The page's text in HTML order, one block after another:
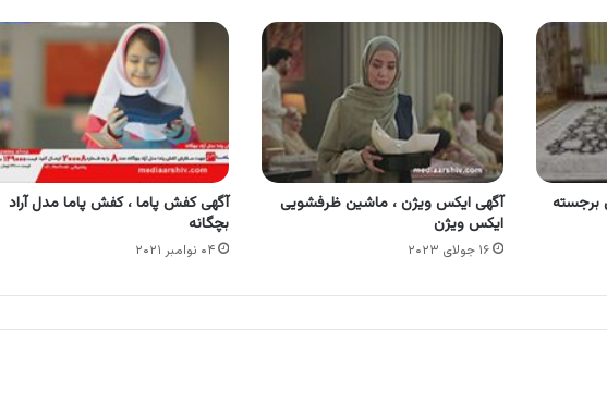
برجسته
آگهی ایکس ویژن ، ماشین ظرفشویی
ایکس ویژن
۱۶ جولای ۲۰۲۳
آگهی کفش پاما ، کفش پاما مدل آراد
بچگانه
۰۴ نوامبر ۲۰۲۱